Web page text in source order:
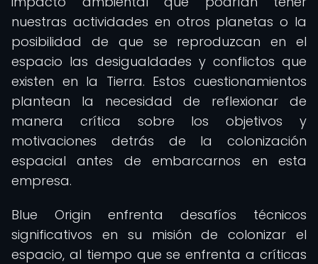
nuestras actividades en otros planetas o la
posibilidad de que se reproduzcan en el
espacio las desigualdades y conflictos que
existen en la Tierra. Estos cuestionamientos
plantean la necesidad de reflexionar de
manera crítica sobre los objetivos y
motivaciones detrás de la colonización
espacial antes de embarcarnos en esta
empresa.
Blue Origin enfrenta desafíos técnicos
significativos en su misión de colonizar el
espacio, al tiempo que se enfrenta a críticas